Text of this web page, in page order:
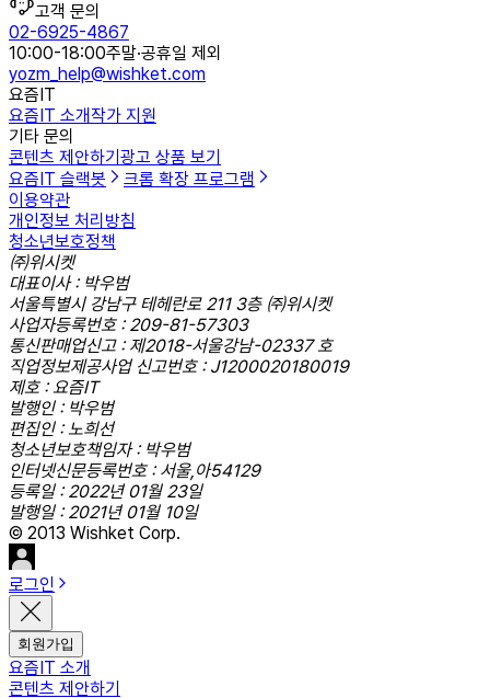
고객 문의
02-6925-4867
10:00-18:00주말·공휴일 제외
yozm_help@wishket.com
요즘IT
요즘IT 소개작가 지원
기타 문의
콘텐츠 제안하기 광고 상품 보기
요즘IT 슬랙봇
크롬 확장 프로그램
이용약관
개인정보 처리방침
청소년보호정책
㈜위시켓
대표이사 : 박우범
서울특별시 강남구 테헤란로 211 3층 ㈜위시켓
사업자등록번호 : 209-81-57303
통신판매업신고 : 제2018-서울강남-02337 호
직업정보제공사업 신고번호 : J1200020180019
제호 : 요즘IT
발행인 : 박우범
편집인 : 노희선
청소년보호책임자 : 박우범
인터넷신문등록번호 : 서울,아54129
등록일 : 2022년 01월 23일
발행일 : 2021년 01월 10일
© 2013 Wishket Corp.
로그인
회원가입
요즘IT 소개
콘텐츠 제안하기